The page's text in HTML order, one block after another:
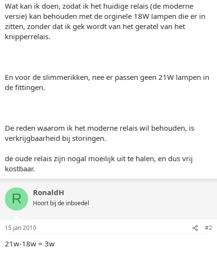
Wat kan ik doen, zodat ik het huidige relais (de moderne
versie) kan behouden met de orginele 18W lampen die er in
zitten, zonder dat ik gek wordt van het geratel van het
knipperrelais.
En voor de slimmerikken, nee er passen geen 21W lampen in
de fittingen.
De reden waarom ik het moderne relais wil behouden, is
verkrijgbaarheid bij storingen.
de oude relais zijn nogal moeilijk uit te halen, en dus vrij
kostbaar.
R RonaldH
Hoort bij de inboedel
15 jan 2010 #2
21w-18w = 3w